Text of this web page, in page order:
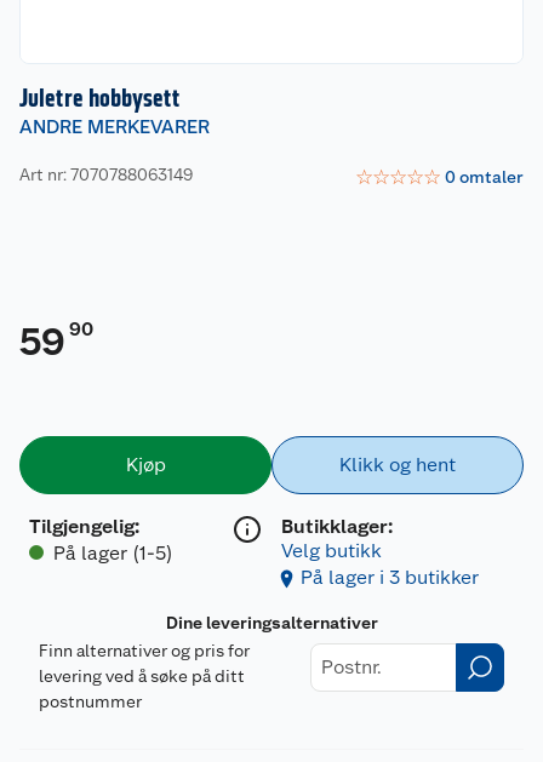
Juletre hobbysett
ANDRE MERKEVARER
Art nr: 7070788063149 ☆☆☆☆☆ 0omtaler
59 90
Kjøp
Tilgjengelig:
På lager (1-5)
Klikk og hent
Butikklager:
Velg butikk
På lager i 3 butikker
Dine leveringsalternativer
Finn alternativer og pris for
levering ved å søke på ditt
postnummer